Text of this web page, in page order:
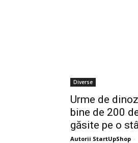
Diverse
Urme de
bine de 200
găsite pe o
Autorii StartUpShop -